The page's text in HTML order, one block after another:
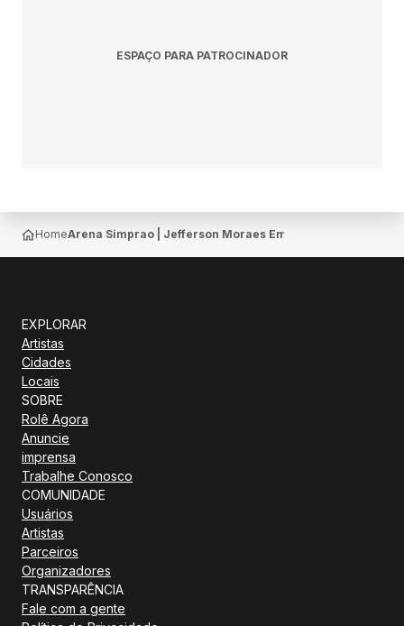
ESPAÇO PARA PATROCINADOR
HomeArena Simprao | Jefferson Moraes Em Brasilia
EXPLORAR
Artistas
Cidades
Locais
SOBRE
Rolê Agora
Anuncie
imprensa
Trabalhe Conosco
COMUNIDADE
Usuários
Artistas
Parceiros
Organizadores
TRANSPARÊNCIA
Fale com a gente